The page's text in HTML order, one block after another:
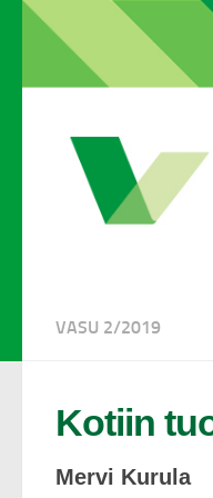
VASU 2/2019
Kotiin
Mervi Kurula